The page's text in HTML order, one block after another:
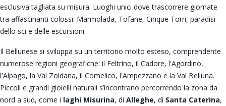
esclusiva tagliata su misura. Luoghi unici dove trascorrere giornate
tra affascinanti colossi: Marmolada, Tofane, Cinque Torri, paradisi
dello sci e delle escursioni.
Il Bellunese si sviluppa su un territorio molto esteso, comprendente
numerose regioni geografiche: il Feltrino, il Cadore, l'Agordino,
l'Alpago, la Val Zoldana, il Comelico, l'Ampezzano e la Val Belluna.
Piccoli e grandi gioielli naturali s’incontrano percorrendo la zona da
nord a sud, come i laghi Misurina, di Alleghe, di Santa Caterina,